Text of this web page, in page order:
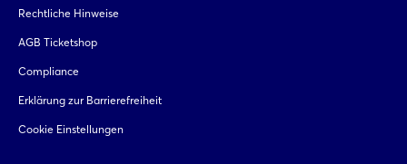
Rechtliche Hinweise
AGB Ticketshop
Compliance
Erklärung zur Barrierefreiheit
Cookie Einstellungen